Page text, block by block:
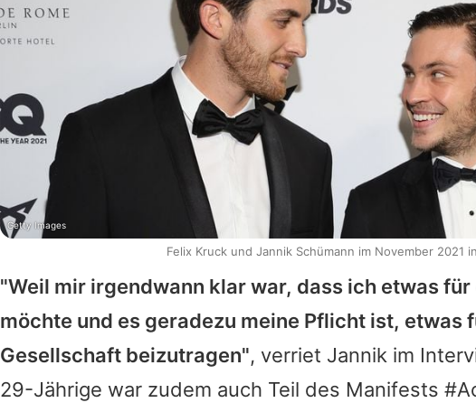
"Weil mir irgendwann klar war, dass ich etwas
möchte und es geradezu meine Pflicht ist, etwas
Gesellschaft beizutragen", verriet Jannik im
29-Jährige war zudem auch Teil des Manifests
Getty Images
Felix Kruck und Jannik Schümann im November 2021